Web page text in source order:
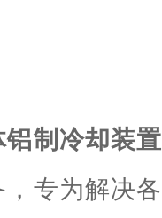
制冷却装置
专为解决